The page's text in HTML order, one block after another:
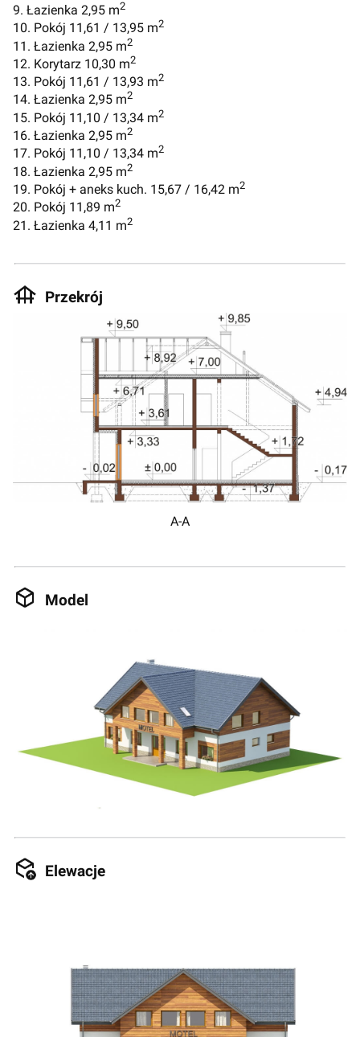
9. Łazienka 2,95 m2
10. Pokój 11,61 / 13,95 m2
11. Łazienka 2,95 m2
12. Korytarz 10,30 m2
13. Pokój 11,61 / 13,93 m2
14. Łazienka 2,95 m2
15. Pokój 11,10 / 13,34 m2
16. Łazienka 2,95 m2
17. Pokój 11,10 / 13,34 m2
18. Łazienka 2,95 m2
19. Pokój + aneks kuch. 15,67 / 16,42 m2
20. Pokój 11,89 m2
21. Łazienka 4,11 m2
Przekrój
A-A
Model
Elewacje